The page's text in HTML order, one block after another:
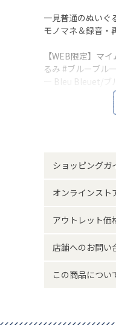
一見普通のぬいぐ
モノマネ＆録音・
【WEB限定】マ
るみ #ブルーブル
— Bleu Bleuet/ブ
思わず抱きしめ
モノマネ＆録音
相手、一人暮ら
るだけでも癒され
※単4電池×3本(別
※実物の色味に近
ショッピングガ
オンラインスト
アウトレット価
店舗へのお問い
この商品につい